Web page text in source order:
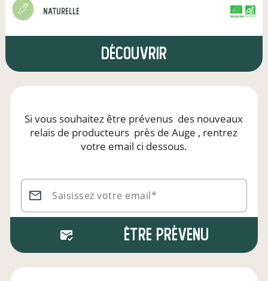
naturelle CERTIFIÉ PAR FR-BIO-01
AGRICULTURE FRANCE
Découvrir
Si vous souhaitez être prévenus des nouveaux
relais de producteurs près de Auge , rentrez
votre email ci dessous.
Saisissez votre email*
Être prévenu